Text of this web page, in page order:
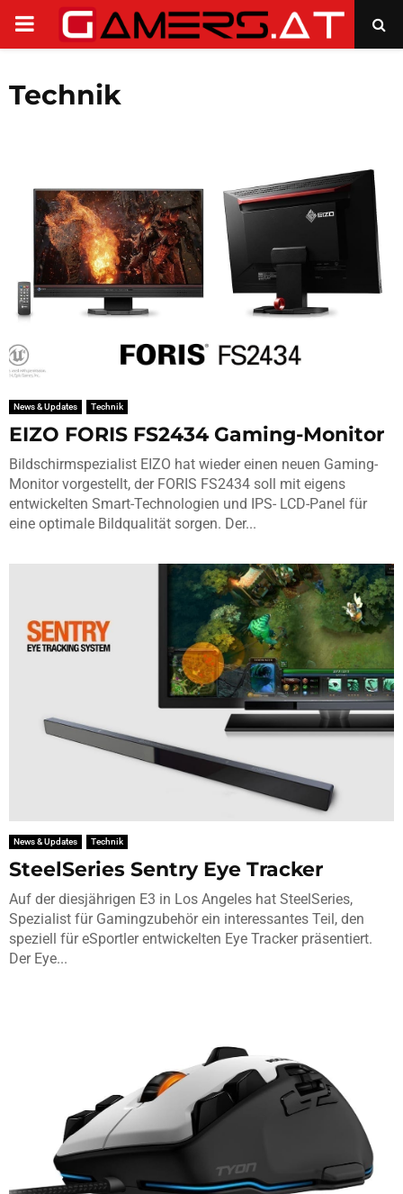
PRIMARY
Technik
News & Updates Technik
EIZO FORIS FS2434 Gaming-Monitor
Bildschirmspezialist EIZO hat wieder einen neuen Gaming-
Monitor vorgestellt, der FORIS FS2434 soll mit eigens
entwickelten Smart-Technologien und IPS- LCD-Panel für
eine optimale Bildqualität sorgen. Der...
News & Updates Technik
SteelSeries Sentry Eye Tracker
Auf der diesjährigen E3 in Los Angeles hat SteelSeries,
Spezialist für Gamingzubehör ein interessantes Teil, den
speziell für eSportler entwickelten Eye Tracker präsentiert.
Der Eye...